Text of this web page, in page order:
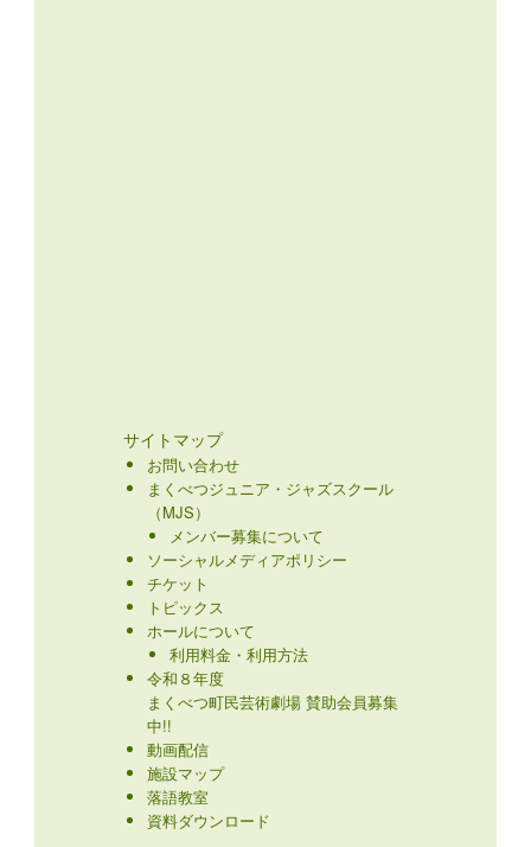
サイトマップ
お問い合わせ
まくべつジュニア・ジャズスクール
（MJS）
メンバー募集について
ソーシャルメディアポリシー
チケット
トピックス
ホールについて
利用料金・利用方法
令和８年度
まくべつ町民芸術劇場 賛助会員募集
中!!
動画配信
施設マップ
落語教室
資料ダウンロード